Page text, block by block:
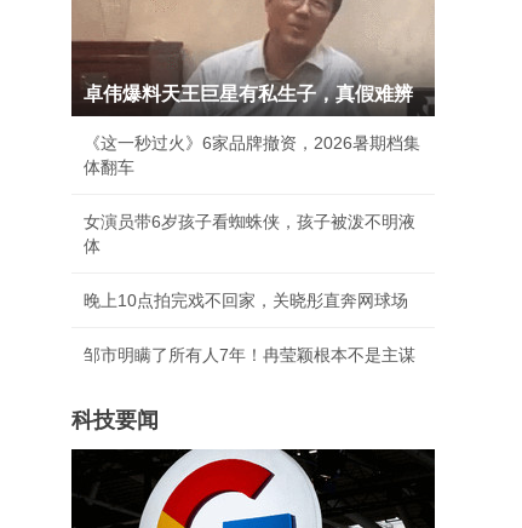
卓伟爆料天王巨星有私生子，真假难辨
《这一秒过火》6家品牌撤资，2026暑期档集
体翻车
女演员带6岁孩子看蜘蛛侠，孩子被泼不明液
体
晚上10点拍完戏不回家，关晓彤直奔网球场
邹市明瞒了所有人7年！冉莹颖根本不是主谋
科技要闻